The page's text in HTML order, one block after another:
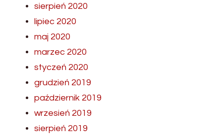
sierpień 2020
lipiec 2020
maj 2020
marzec 2020
styczeń 2020
grudzień 2019
październik 2019
wrzesień 2019
sierpień 2019